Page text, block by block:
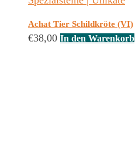
Achat Tier Schildkröte (VI)
€38,00 In den Warenkorb